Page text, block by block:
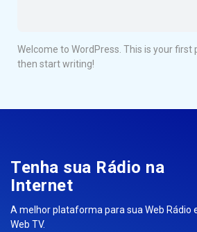
Welcome to WordPress. This is your first
then start writing!
Tenha sua Rádio na
Internet
A melhor plataforma para sua Web Rádio
Web TV.